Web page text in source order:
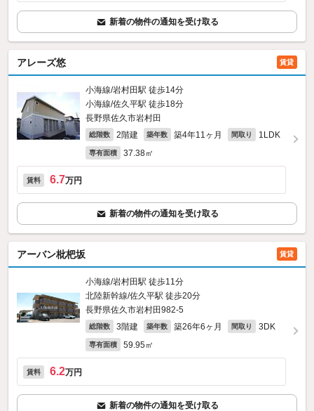
新着の物件の通知を受け取る
アレーズ悠 賃貸
小海線/岩村田駅 徒歩14分
小海線/佐久平駅 徒歩18分
長野県佐久市岩村田
総階数 2階建 築年数 築4年11ヶ月 間取り 1LDK
専有面積 37.38㎡
賃料 6.7万円
新着の物件の通知を受け取る
アーバン枇杷坂 賃貸
小海線/岩村田駅 徒歩11分
北陸新幹線/佐久平駅 徒歩20分
長野県佐久市岩村田982‐5
総階数 3階建 築年数 築26年6ヶ月 間取り 3DK
専有面積 59.95㎡
賃料 6.2万円
新着の物件の通知を受け取る